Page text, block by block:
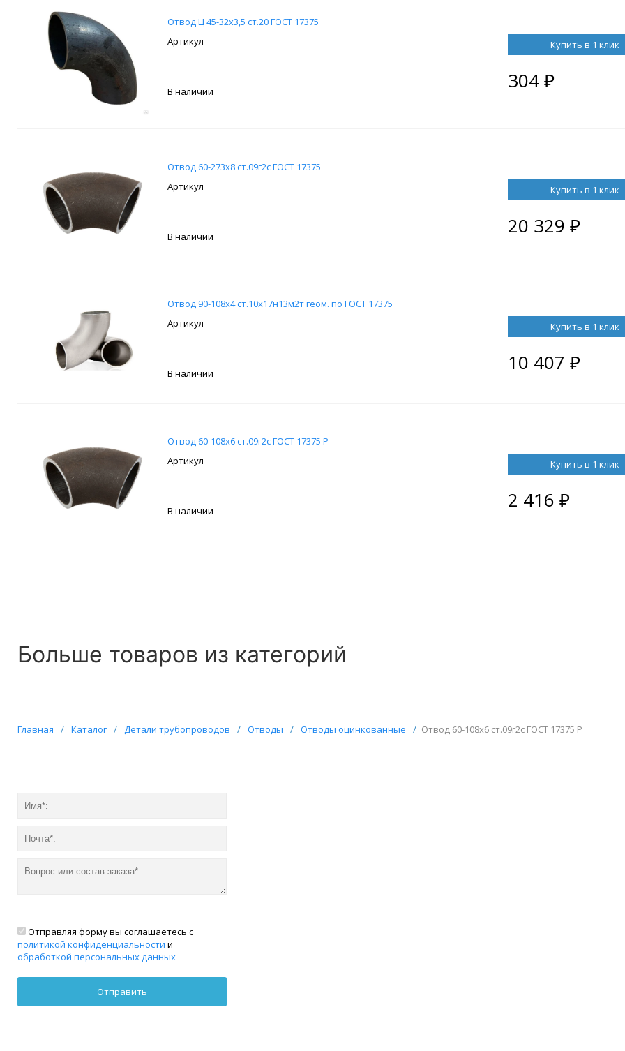
Отвод Ц 45-32х3,5 ст.20 ГОСТ 17375
В наличии
Купить в 1 клик
304₽
Отвод 60-273х8 ст.09г2с ГОСТ 17375
В наличии
Купить в 1 клик
20 329₽
Отвод 90-108х4 ст.10х17н13м2т геом. по ГОСТ 17375
В наличии
Купить в 1 клик
10 407₽
Отвод 60-108х6 ст.09г2с ГОСТ 17375 Р
В наличии
Купить в 1 клик
2 416₽
Больше товаров из категорий
Главная / Каталог / Детали трубопроводов / Отводы / Отводы оцинкованные / Отвод 60-108х6 ст.09г2с ГОСТ 17375 Р
Отправляя форму вы соглашаетесь с
политикой конфиденциальности и
обработкой персональных данных